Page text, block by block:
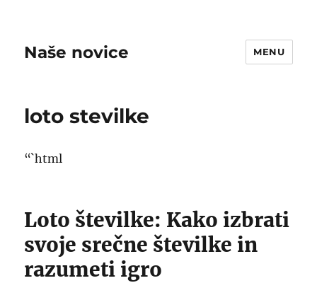
Naše novice MENU
loto stevilke
“`html
Loto številke: Kako izbrati
svoje srečne številke in
razumeti igro